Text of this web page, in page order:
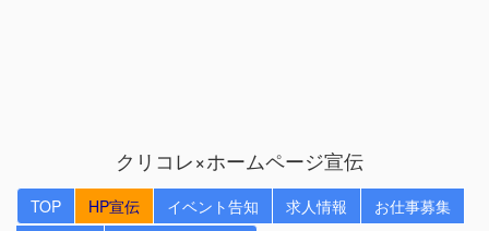
クリコレ×ホームページ宣伝
TOP HP宣伝 イベント告知 求人情報
お仕事募集